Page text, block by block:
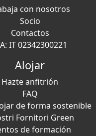
con nosotros
Socio
Contactos
IT 02342300221
Alojar
Hazte anfitrión
FAQ
de forma sostenible
Fornitori Green
de formación